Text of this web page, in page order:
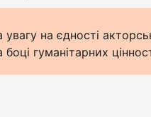
увагу на єдності
гуманітарних